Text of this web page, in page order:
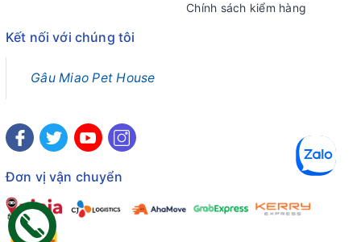
Chính sách kiểm hàng
Kết nối với chúng tôi
Gâu Miao Pet House
Đơn vị vận chuyển